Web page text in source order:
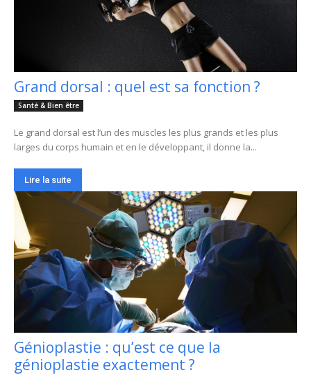
Grand dorsal : quel est sa fonction ?
Santé & Bien être
Le grand dorsal est l’un des muscles les plus grands et les plus
larges du corps humain et en le développant, il donne la...
Lire la suite
Génioplastie : qu’est ce que la
génioplastie exactement ?